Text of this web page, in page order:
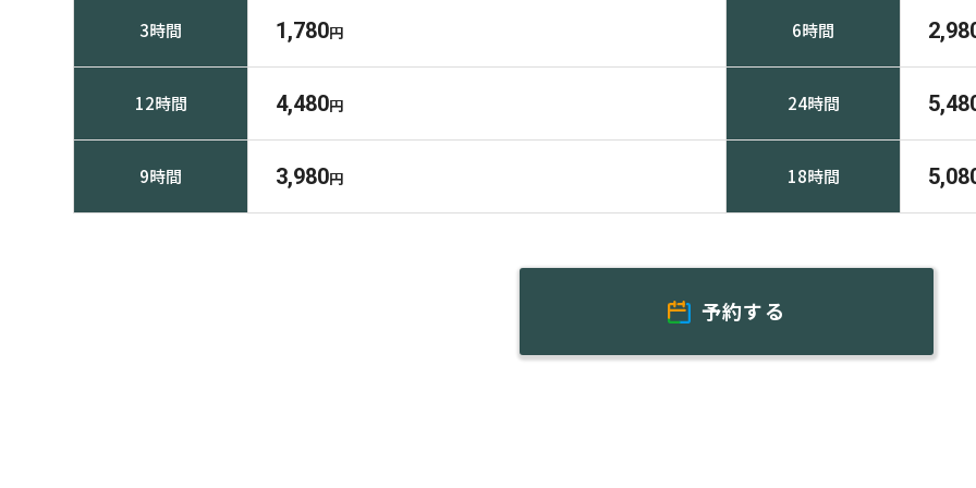
3時間 1,780円 6時間
12時間 4,480円 24時間
9時間 3,980円 18時間
予約する